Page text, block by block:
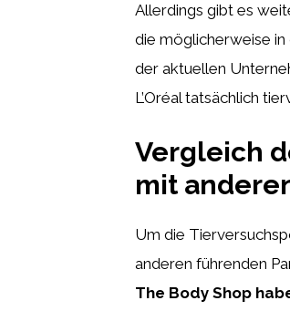
Allerdings gibt es
die möglicherweise in
der aktuellen
L’Oréal tatsächlich
Vergleich
mit
Um die
anderen führenden
The Body Shop